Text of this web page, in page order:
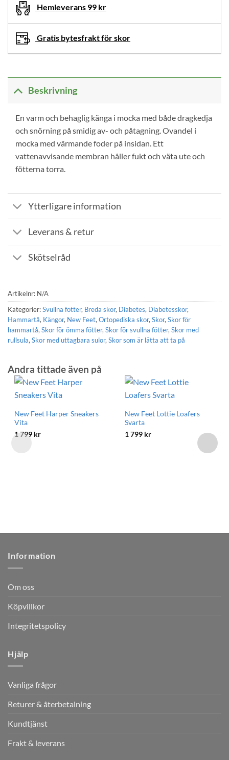
Hemleverans 99 kr
Gratis bytesfrakt för skor
Beskrivning
En varm och behaglig känga i mocka med både dragkedja
och snörning på smidig av- och påtagning. Ovandel i
mocka med värmande foder på insidan. Ett
vattenavvisande membran håller fukt och väta ute och
fötterna torra.
Ytterligare information
Leverans & retur
Skötselråd
Artikelnr: N/A
Kategorier:Svullna fötter, Breda skor, Diabetes, Diabetesskor,
Hammartå, Kängor, New Feet, Ortopediska skor, Skor, Skor för
hammartå, Skor för ömma fötter, Skor för svullna fötter, Skor med
rullsula, Skor med uttagbara sulor, Skor som är lätta att ta på
Andra tittade även på
New Feet Harper Sneakers
Vita
1 799 kr
New Feet Lottie Loafers
Svarta
1 799 kr
Information
Om oss
Köpvillkor
Integritetspolicy
Hjälp
Vanliga frågor
Returer & återbetalning
Kundtjänst
Frakt & leverans